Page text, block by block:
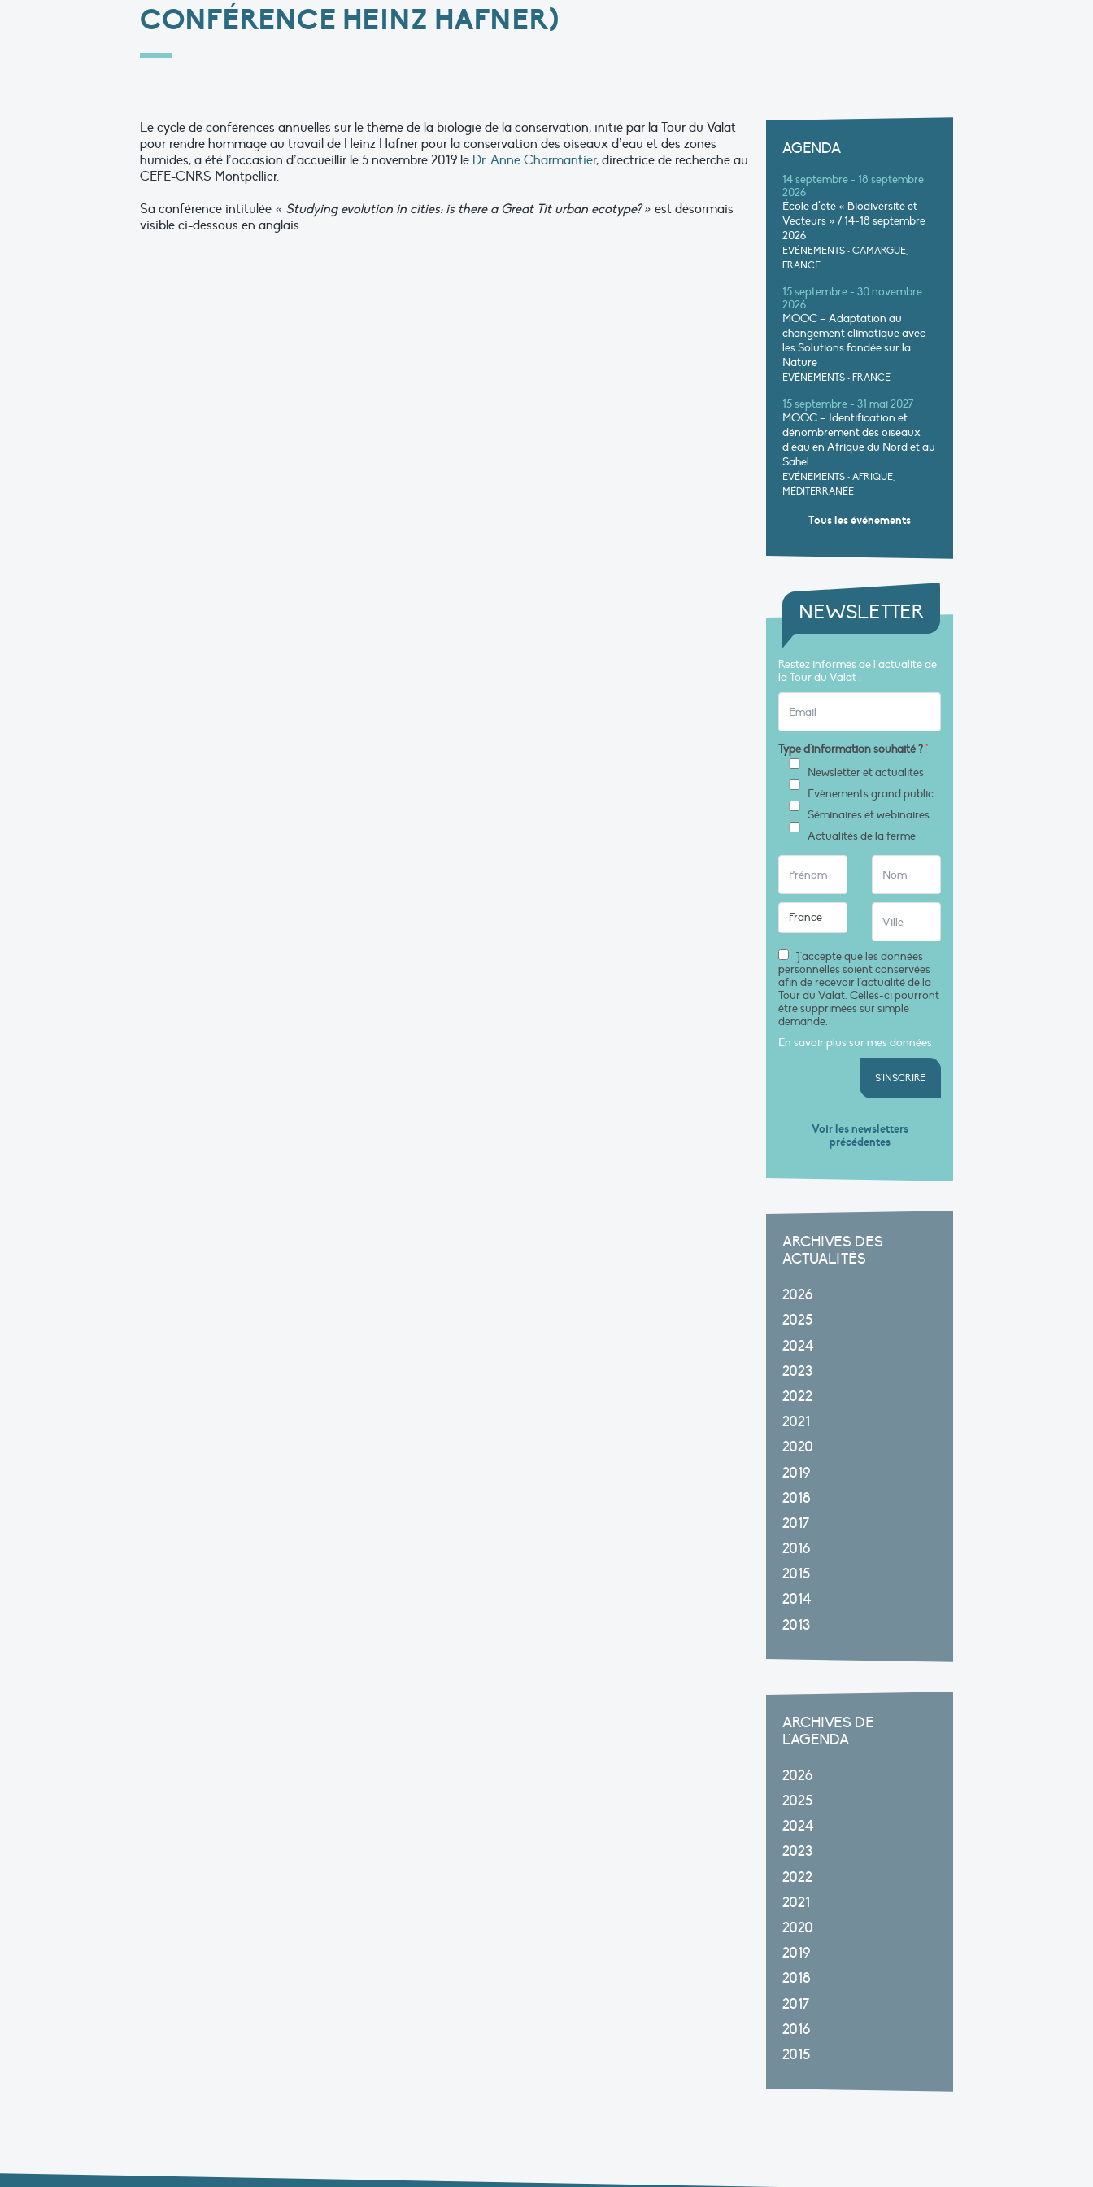
CONFÉRENCE HEINZ HAFNER)
Le cycle de conférences annuelles sur le thème de la biologie de la conservation, initié par la Tour du Valat
pour rendre hommage au travail de Heinz Hafner pour la conservation des oiseaux d’eau et des zones
humides, a été l’occasion d’accueillir le 5 novembre 2019 le Dr. Anne Charmantier, directrice de recherche au
CEFE-CNRS Montpellier.
Sa conférence intitulée « Studying evolution in cities: is there a Great Tit urban ecotype? » est désormais
visible ci-dessous en anglais.
AGENDA
14 septembre - 18 septembre
2026
École d’été « Biodiversité et
Vecteurs » / 14-18 septembre
2026
EVÉNEMENTS • CAMARGUE,
FRANCE
15 septembre - 30 novembre
2026
MOOC – Adaptation au
changement climatique avec
les Solutions fondée sur la
Nature
EVÉNEMENTS • FRANCE
15 septembre - 31 mai 2027
MOOC – Identification et
dénombrement des oiseaux
d’eau en Afrique du Nord et au
Sahel
EVÉNEMENTS • AFRIQUE,
MÉDITERRANÉE
Tous les événements
NEWSLETTER
Restez informés de l’actualité de
la Tour du Valat :
Type d'information souhaité ?*
Newsletter et actualités
Évènements grand public
Séminaires et webinaires
Actualités de la ferme
J'accepte que les données
personnelles soient conservées
afin de recevoir l'actualité de la
Tour du Valat. Celles-ci pourront
être supprimées sur simple
demande.
En savoir plus sur mes données
S'INSCRIRE
Voir les newsletters
précédentes
ARCHIVES DES
ACTUALITÉS
2026
2025
2024
2023
2022
2021
2020
2019
2018
2017
2016
2015
2014
2013
ARCHIVES DE
L'AGENDA
2026
2025
2024
2023
2022
2021
2020
2019
2018
2017
2016
2015